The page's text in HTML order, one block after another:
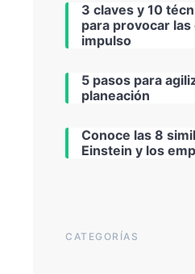
3 claves y 10
para provocar
impulso
5 pasos para
planeación
Conoce las 8
Einstein y los
CATEGORÍAS